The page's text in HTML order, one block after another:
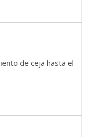
de ceja hasta el